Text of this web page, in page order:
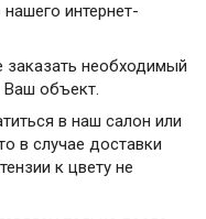
интернет-
необходимый
Ваш объект.
в наш салон или
в случае доставки
к цвету не